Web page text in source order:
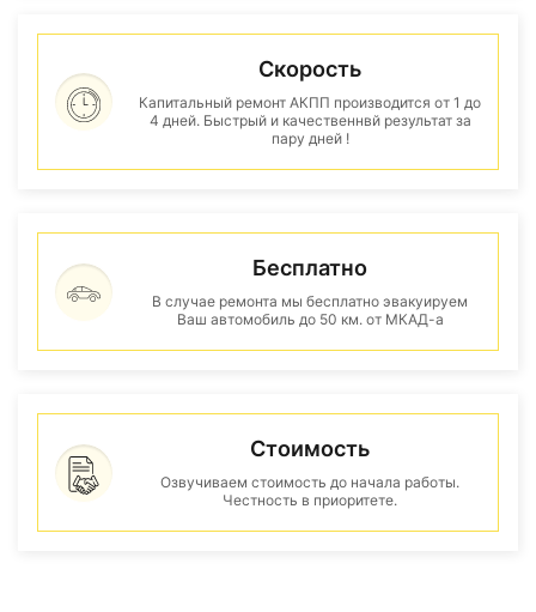
Скорость
Капитальный ремонт АКПП производится от 1 до
4 дней. Быстрый и качественнвй результат за
пару дней !
Бесплатно
В случае ремонта мы бесплатно эвакуируем
Ваш автомобиль до 50 км. от МКАД-а
Стоимость
Озвучиваем стоимость до начала работы.
Честность в приоритете.